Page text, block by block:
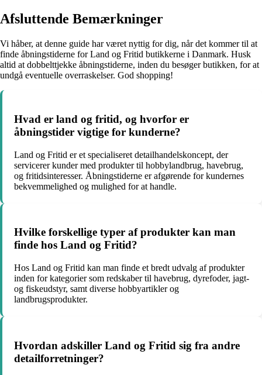
Afsluttende Bemærkninger
Vi håber, at denne guide har været nyttig for dig, når det kommer til at
finde åbningstiderne for Land og Fritid butikkerne i Danmark. Husk
altid at dobbelttjekke åbningstiderne, inden du besøger butikken, for at
undgå eventuelle overraskelser. God shopping!
Hvad er land og fritid, og hvorfor er
åbningstider vigtige for kunderne?
Land og Fritid er et specialiseret detailhandelskoncept, der
servicerer kunder med produkter til hobbylandbrug, havebrug,
og fritidsinteresser. Åbningstiderne er afgørende for kundernes
bekvemmelighed og mulighed for at handle.
Hvilke forskellige typer af produkter kan man
finde hos Land og Fritid?
Hos Land og Fritid kan man finde et bredt udvalg af produkter
inden for kategorier som redskaber til havebrug, dyrefoder, jagt-
og fiskeudstyr, samt diverse hobbyartikler og
landbrugsprodukter.
Hvordan adskiller Land og Fritid sig fra andre
detailforretninger?